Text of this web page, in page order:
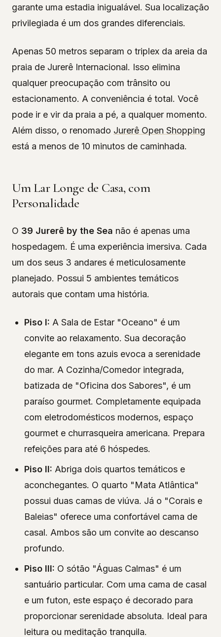
garante uma estadia inigualável. Sua localização
privilegiada é um dos grandes diferenciais.
Apenas 50 metros separam o triplex da areia da
praia de Jurerê Internacional. Isso elimina
qualquer preocupação com trânsito ou
estacionamento. A conveniência é total. Você
pode ir e vir da praia a pé, a qualquer momento.
Além disso, o renomado Jurerê Open Shopping
está a menos de 10 minutos de caminhada.
Um Lar Longe de Casa, com
Personalidade
O 39 Jurerê by the Sea não é apenas uma
hospedagem. É uma experiência imersiva. Cada
um dos seus 3 andares é meticulosamente
planejado. Possui 5 ambientes temáticos
autorais que contam uma história.
Piso I: A Sala de Estar "Oceano" é um
convite ao relaxamento. Sua decoração
elegante em tons azuis evoca a serenidade
do mar. A Cozinha/Comedor integrada,
batizada de "Oficina dos Sabores", é um
paraíso gourmet. Completamente equipada
com eletrodomésticos modernos, espaço
gourmet e churrasqueira americana. Prepara
refeições para até 6 hóspedes.
Piso II: Abriga dois quartos temáticos e
aconchegantes. O quarto "Mata Atlântica"
possui duas camas de viúva. Já o "Corais e
Baleias" oferece uma confortável cama de
casal. Ambos são um convite ao descanso
profundo.
Piso III: O sótão "Águas Calmas" é um
santuário particular. Com uma cama de casal
e um futon, este espaço é decorado para
proporcionar serenidade absoluta. Ideal para
leitura ou meditação tranquila.